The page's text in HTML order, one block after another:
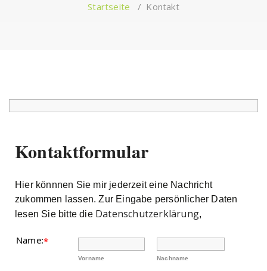
Startseite / Kontakt
Kontaktformular
Hier könnnen Sie mir jederzeit eine Nachricht
zukommen lassen. Zur Eingabe persönlicher Daten
lesen Sie bitte die Datenschutzerklärung,
Name:*
Vorname Nachname